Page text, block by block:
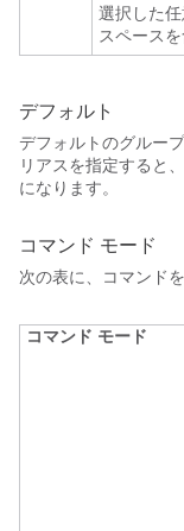
選択した
スペース
デフォルト
デフォルトのグルー
リアスを指定すると
になります。
コマンド モード
次の表に、コマンド
コマンド モード